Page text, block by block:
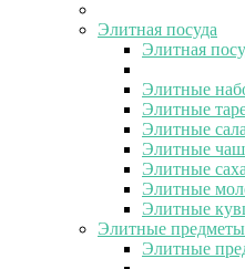
Элитная посуда
Элитная
Элитные
Элитные
Элитные
Элитные
Элитные
Элитные
Элитные
Элитные предметы
Элитные